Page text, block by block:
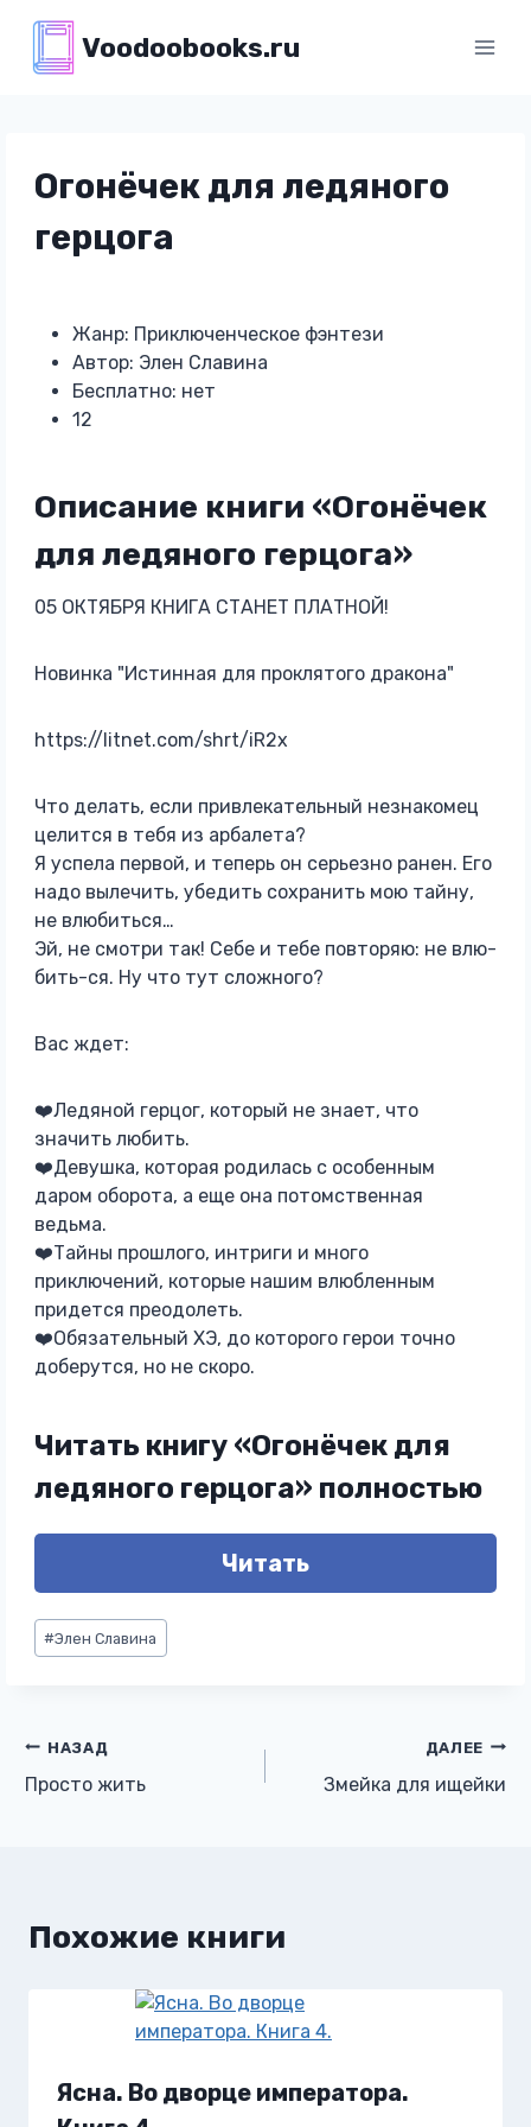
содержимому
Voodoobooks.ru
Огонёчек для ледяного
герцога
Жанр: Приключенческое фэнтези
Автор: Элен Славина
Бесплатно: нет
12
Описание книги «Огонёчек
для ледяного герцога»
05 ОКТЯБРЯ КНИГА СТАНЕТ ПЛАТНОЙ!
Новинка "Истинная для проклятого дракона"
https://litnet.com/shrt/iR2x
Что делать, если привлекательный незнакомец
целится в тебя из арбалета?
Я успела первой, и теперь он серьезно ранен. Его
надо вылечить, убедить сохранить мою тайну,
не влюбиться…
Эй, не смотри так! Себе и тебе повторяю: не влю-
бить-ся. Ну что тут сложного?
Вас ждет:
❤️Ледяной герцог, который не знает, что
значить любить.
❤️Девушка, которая родилась с особенным
даром оборота, а еще она потомственная
ведьма.
❤️Тайны прошлого, интриги и много
приключений, которые нашим влюбленным
придется преодолеть.
❤️Обязательный ХЭ, до которого герои точно
доберутся, но не скоро.
Читать книгу «Огонёчек для
ледяного герцога» полностью
Читать
Метки
записи:
#Элен Славина
Навигация
по
НАЗАД
Просто жить
ДАЛЕЕ
Змейка для ищейки
Похожие книги
Ясна. Во дворце императора.